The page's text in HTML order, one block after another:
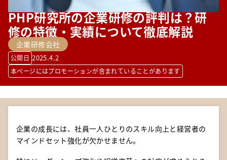
PHP研究所の企業研修の評判は？研
修の特徴・実績について徹底解説
企業研修会社
公開日 2025.4.2
本ページにはプロモーションが含まれていることがあります
企業の成長には、社員一人ひとりのスキル向上と経営者の
マインドセット強化が欠かせません。